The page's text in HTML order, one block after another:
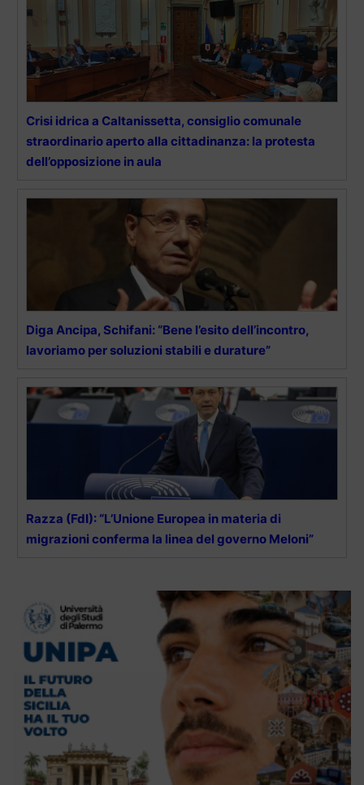
Crisi idrica a Caltanissetta, consiglio comunale
straordinario aperto alla cittadinanza: la protesta
dell’opposizione in aula
Diga Ancipa, Schifani: “Bene l’esito dell’incontro,
lavoriamo per soluzioni stabili e durature”
Razza (FdI): “L’Unione Europea in materia di
migrazioni conferma la linea del governo Meloni”